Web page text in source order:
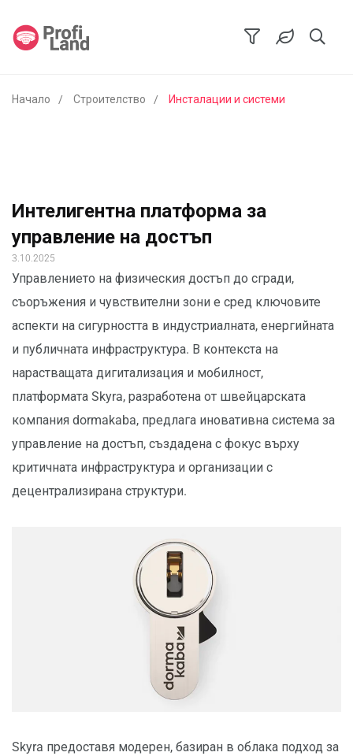
Начало Строителство Инсталации и системи
Интелигентна платформа за
управление на достъп
3.10.2025
Управлението на физическия достъп до сгради,
съоръжения и чувствителни зони е сред ключовите
аспекти на сигурността в индустриалната, енергийната
и публичната инфраструктура. В контекста на
нарастващата дигитализация и мобилност,
платформата Skyra, разработена от швейцарската
компания dormakaba, предлага иновативна система за
управление на достъп, създадена с фокус върху
критичната инфраструктура и организации с
децентрализирана структури.
Skyra предоставя модерен, базиран в облака подход за